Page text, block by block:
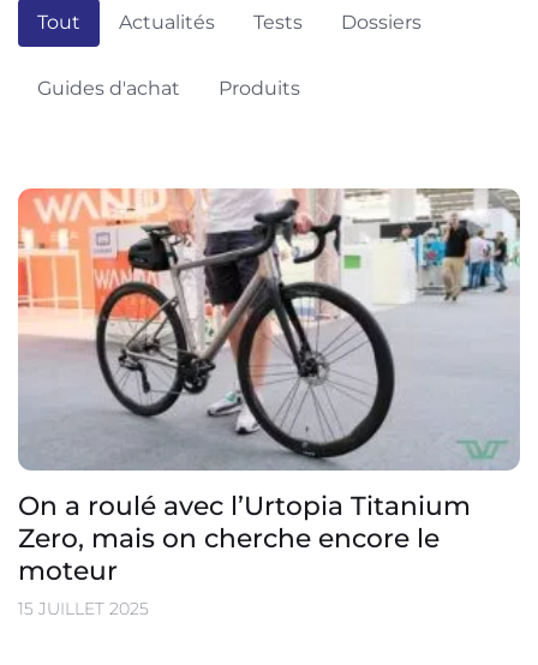
Tout Actualités Tests Dossiers
Guides d'achat Produits
On a roulé avec l’Urtopia Titanium
Zero, mais on cherche encore le
moteur
15 JUILLET 2025